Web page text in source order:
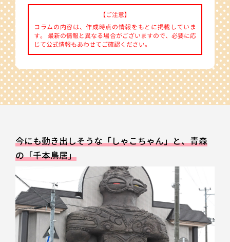
【ご注意】
コラムの内容は、作成時点の情報をもとに掲載していま
す。 最新の情報と異なる場合がございますので、必要に応
じて公式情報もあわせてご確認ください。
今にも動き出しそうな「しゃこちゃん」と、青森
の「千本鳥居」